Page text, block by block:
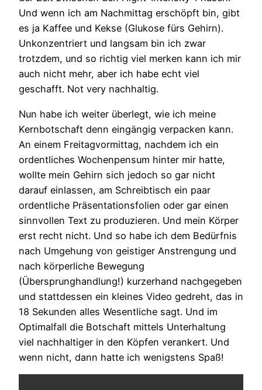
Und wenn ich am Nachmittag erschöpft bin, gibt
es ja Kaffee und Kekse (Glukose fürs Gehirn).
Unkonzentriert und langsam bin ich zwar
trotzdem, und so richtig viel merken kann ich mir
auch nicht mehr, aber ich habe echt viel
geschafft. Not very nachhaltig.
Nun habe ich weiter überlegt, wie ich meine
Kernbotschaft denn eingängig verpacken kann.
An einem Freitagvormittag, nachdem ich ein
ordentliches Wochenpensum hinter mir hatte,
wollte mein Gehirn sich jedoch so gar nicht
darauf einlassen, am Schreibtisch ein paar
ordentliche Präsentationsfolien oder gar einen
sinnvollen Text zu produzieren. Und mein Körper
erst recht nicht. Und so habe ich dem Bedürfnis
nach Umgehung von geistiger Anstrengung und
nach körperliche Bewegung
(Übersprunghandlung!) kurzerhand nachgegeben
und stattdessen ein kleines Video gedreht, das in
18 Sekunden alles Wesentliche sagt. Und im
Optimalfall die Botschaft mittels Unterhaltung
viel nachhaltiger in den Köpfen verankert. Und
wenn nicht, dann hatte ich wenigstens Spaß!